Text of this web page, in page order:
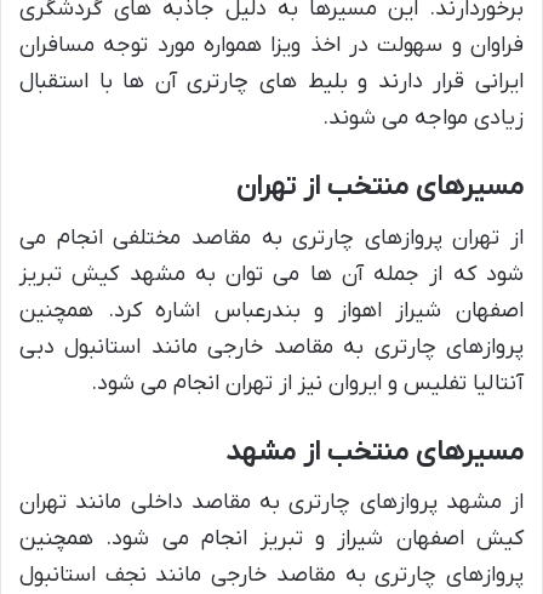
برخوردارند. این مسیرها به دلیل جاذبه های گردشگری
فراوان و سهولت در اخذ ویزا همواره مورد توجه مسافران
ایرانی قرار دارند و بلیط های چارتری آن ها با استقبال
زیادی مواجه می شوند.
مسیرهای منتخب از تهران
از تهران پروازهای چارتری به مقاصد مختلفی انجام می
شود که از جمله آن ها می توان به مشهد کیش تبریز
اصفهان شیراز اهواز و بندرعباس اشاره کرد. همچنین
پروازهای چارتری به مقاصد خارجی مانند استانبول دبی
آنتالیا تفلیس و ایروان نیز از تهران انجام می شود.
مسیرهای منتخب از مشهد
از مشهد پروازهای چارتری به مقاصد داخلی مانند تهران
کیش اصفهان شیراز و تبریز انجام می شود. همچنین
پروازهای چارتری به مقاصد خارجی مانند نجف استانبول